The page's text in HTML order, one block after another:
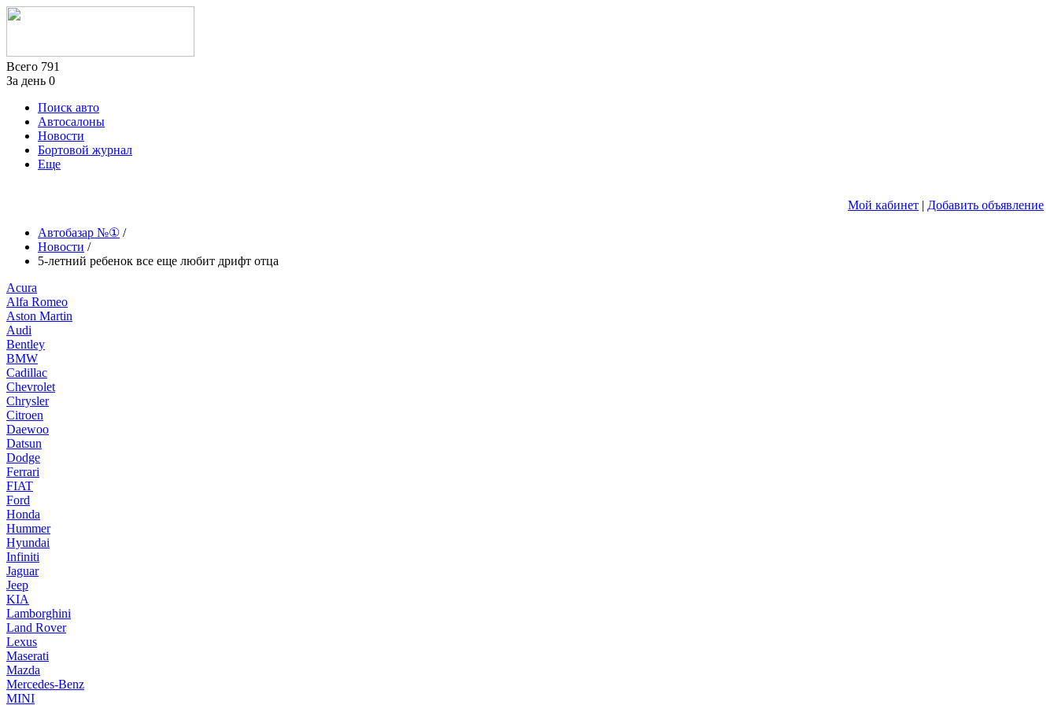
Всего 791
За день 0
Поиск авто
Автосалоны
Новости
Бортовой журнал
Еще
Мой кабинет | Добавить объявление
Автобазар №① /
Новости /
5-летний ребенок все еще любит дрифт отца
Acura
Alfa Romeo
Aston Martin
Audi
Bentley
BMW
Cadillac
Chevrolet
Chrysler
Citroen
Daewoo
Datsun
Dodge
Ferrari
FIAT
Ford
Honda
Hummer
Hyundai
Infiniti
Jaguar
Jeep
KIA
Lamborghini
Land Rover
Lexus
Maserati
Mazda
Mercedes-Benz
MINI